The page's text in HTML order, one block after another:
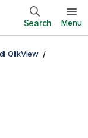
Search Menu
QlikView